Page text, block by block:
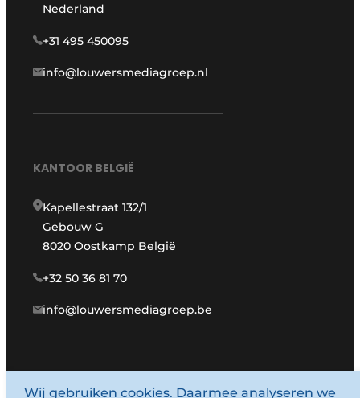
Nederland
+31 495 450095
info@louwersmediagroep.nl
KANTOOR BELGIË
Kapellestraat 132/1
Gebouw G
8020 Oostkamp België
+32 50 36 81 70
info@louwersmediagroep.be
www.louwersmediagroep.com
Wij gebruiken cookies. Daarmee analyseren we